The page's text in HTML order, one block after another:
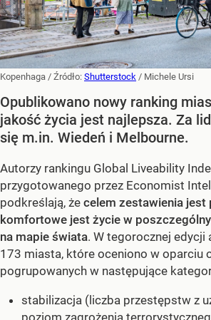
Kopenhaga / Źródło: Shutterstock / Michele Ursi
Opublikowano nowy ranking
jakość życia jest najlepsza. Za
się m.in. Wiedeń i Melbourne.
Autorzy rankingu Global Liveability
przygotowanego przez Economist
podkreślają, że celem zestawienia jest
komfortowe jest życie w
na mapie świata. W tegorocznej edycji
173 miasta, które oceniono w oparciu
pogrupowanych w następujące
stabilizacja (liczba przestępstw z
poziom zagrożenia